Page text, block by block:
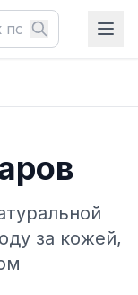
за кожей,